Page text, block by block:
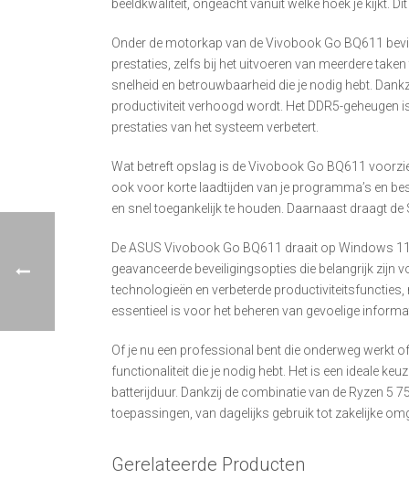
beeldkwaliteit, ongeacht vanuit welke hoek je kijkt.
Onder de motorkap van de Vivobook Go BQ611
prestaties, zelfs bij het uitvoeren van meerdere
snelheid en betrouwbaarheid die je nodig hebt.
productiviteit verhoogd wordt. Het DDR5-geheugen
prestaties van het systeem verbetert.
Wat betreft opslag is de Vivobook Go BQ611
ook voor korte laadtijden van je programma’s en
en snel toegankelijk te houden. Daarnaast draagt
De ASUS Vivobook Go BQ611 draait op Windows
geavanceerde beveiligingsopties die belangrijk zijn
technologieën en verbeterde
essentieel is voor het beheren van gevoelige
Of je nu een professional bent die onderweg werkt
functionaliteit die je nodig hebt. Het is een ideale
batterijduur. Dankzij de combinatie van de Ryzen 5
toepassingen, van dagelijks gebruik tot zakelijke
Gerelateerde Producten